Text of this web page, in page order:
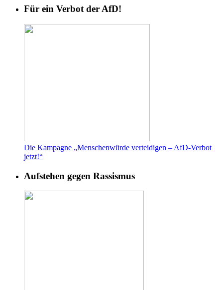
Für ein Verbot der AfD!
Die Kampagne „Menschenwürde verteidigen – AfD-Verbot
jetzt!“
Aufstehen gegen Rassismus